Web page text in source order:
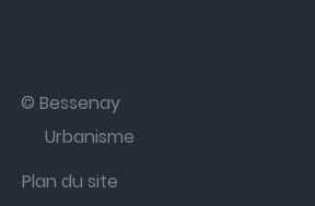
© Bessenay
Urbanisme
Plan du site